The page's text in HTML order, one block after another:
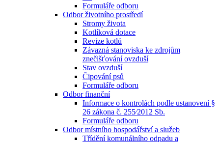
Formuláře odboru
Odbor životního prostředí
Stromy života
Kotlíková dotace
Revize kotlů
Závazná stanoviska ke zdrojům
znečišťování ovzduší
Stav ovzduší
Čipování psů
Formuláře odboru
Odbor finanční
Informace o kontrolách podle ustanovení §
26 zákona č. 255⁄2012 Sb.
Formuláře odboru
Odbor místního hospodářství a služeb
Třídění komunálního odpadu a